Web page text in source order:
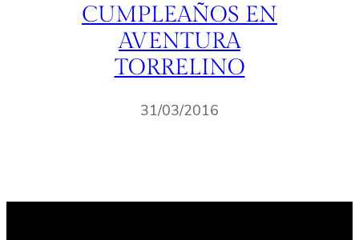
CUMPLEAÑOS EN
AVENTURA
TORRELINO
31/03/2016